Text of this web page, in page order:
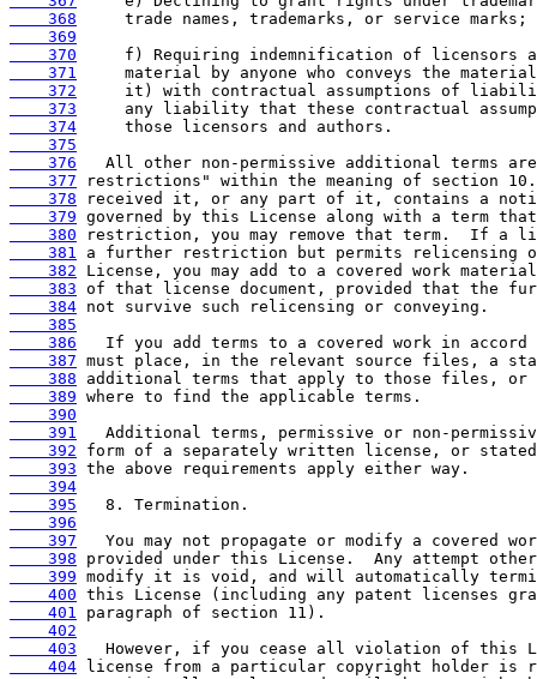
    368
    369
    370
    371
    372
    373
    374
    375
    376
    377
    378
    379
    380
    381
    382
    383
    384
    385
    386
    387
    388
    389
    390
    391
    392
    393
    394
    395
    396
    397
    398
    399
    400
    401
    402
    403
    404